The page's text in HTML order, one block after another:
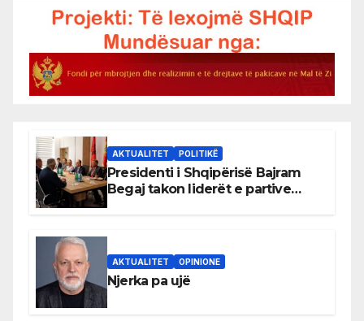
AKTUALITET POLITIKË
Presidenti i Shqipërisë Bajram
Begaj takon liderët e partive
AKTUALITET OPINIONE
Njerka pa ujë